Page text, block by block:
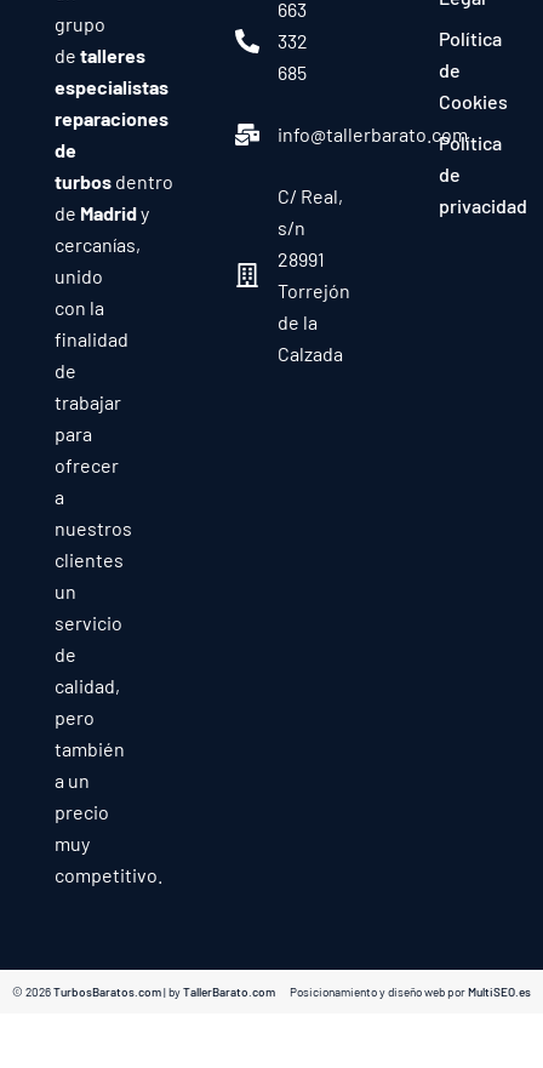
grupo
de talleres
especialistas
reparaciones
de
turbosdentro
de Madridy
cercanías,
unido
con la
finalidad
de
trabajar
para
ofrecer
a
nuestros
clientes
un
servicio
de
calidad,
pero
también
a un
precio
muy
competitivo.
663
332
685
info@tallerbarato.com
C/ Real,
s/n
28991
Torrejón
de la
Calzada
Política
de
Cookies
Política
de
privacidad
© 2026TurbosBaratos.com| byTallerBarato.com Posicionamiento y diseño web porMultiSEO.es